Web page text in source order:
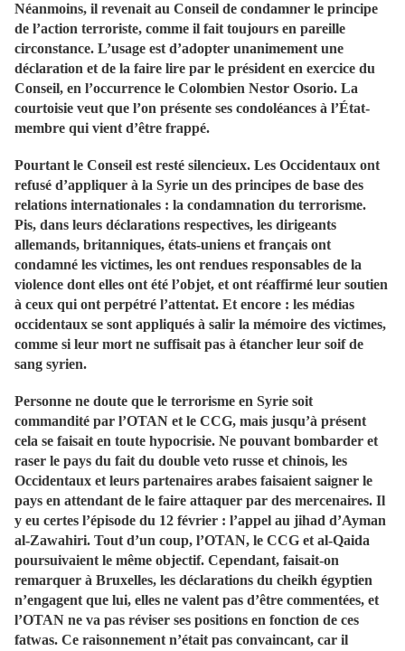
Néanmoins, il revenait au Conseil de condamner le principe
de l’action terroriste, comme il fait toujours en pareille
circonstance. L’usage est d’adopter unanimement une
déclaration et de la faire lire par le président en exercice du
Conseil, en l’occurrence le Colombien Nestor Osorio. La
courtoisie veut que l’on présente ses condoléances à l’État-
membre qui vient d’être frappé.
Pourtant le Conseil est resté silencieux. Les Occidentaux ont
refusé d’appliquer à la Syrie un des principes de base des
relations internationales : la condamnation du terrorisme.
Pis, dans leurs déclarations respectives, les dirigeants
allemands, britanniques, états-uniens et français ont
condamné les victimes, les ont rendues responsables de la
violence dont elles ont été l’objet, et ont réaffirmé leur soutien
à ceux qui ont perpétré l’attentat. Et encore : les médias
occidentaux se sont appliqués à salir la mémoire des victimes,
comme si leur mort ne suffisait pas à étancher leur soif de
sang syrien.
Personne ne doute que le terrorisme en Syrie soit
commandité par l’OTAN et le CCG, mais jusqu’à présent
cela se faisait en toute hypocrisie. Ne pouvant bombarder et
raser le pays du fait du double veto russe et chinois, les
Occidentaux et leurs partenaires arabes faisaient saigner le
pays en attendant de le faire attaquer par des mercenaires. Il
y eu certes l’épisode du 12 février : l’appel au jihad d’Ayman
al-Zawahiri. Tout d’un coup, l’OTAN, le CCG et al-Qaida
poursuivaient le même objectif. Cependant, faisait-on
remarquer à Bruxelles, les déclarations du cheikh égyptien
n’engagent que lui, elles ne valent pas d’être commentées, et
l’OTAN ne va pas réviser ses positions en fonction de ces
fatwas. Ce raisonnement n’était pas convaincant, car il